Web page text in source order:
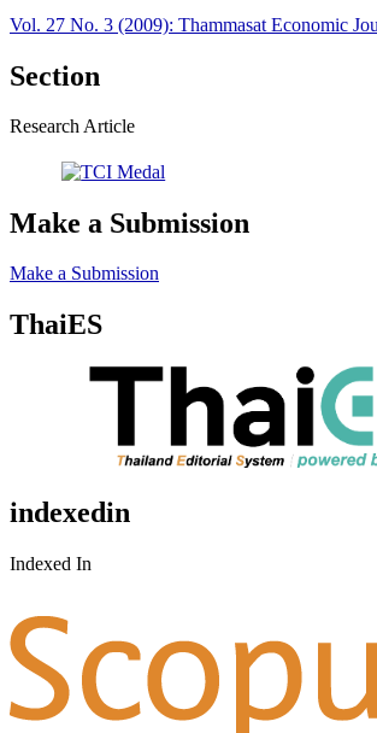
Vol. 27 No. 3 (2009): Thammasat Economic
Section
Research Article
Make a Submission
Make a Submission
ThaiES
indexedin
Indexed In